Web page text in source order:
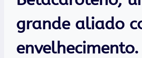
grande aliado
envelhecimento.